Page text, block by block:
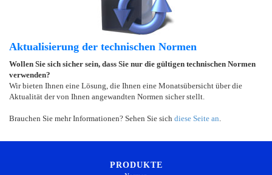
Aktualisierung der technischen Normen
Wollen Sie sich sicher sein, dass Sie nur die gültigen technischen Normen
verwenden?
Wir bieten Ihnen eine Lösung, die Ihnen eine Monatsübersicht über die
Aktualität der von Ihnen angewandten Normen sicher stellt.
Brauchen Sie mehr Informationen? Sehen Sie sich diese Seite an
PRODUKTE